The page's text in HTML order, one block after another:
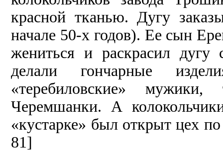
красной тканью. Дугу
начале 50-х годов). Ее сын
жениться и раскрасил дугу
делали гончарные
«теребиловские»
Черемшанки. А
«кустарке» был открыт цех
81]